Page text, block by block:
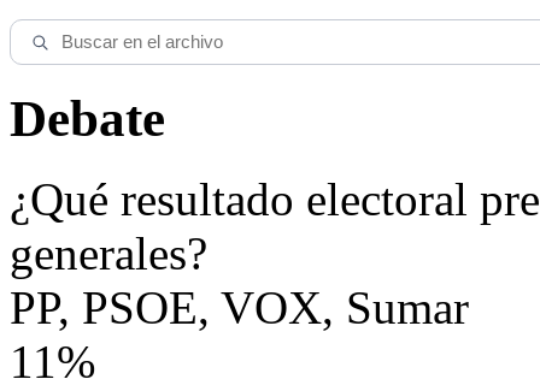
Debate
¿Qué resultado electoral
generales?
PP, PSOE, VOX, Sumar
11%